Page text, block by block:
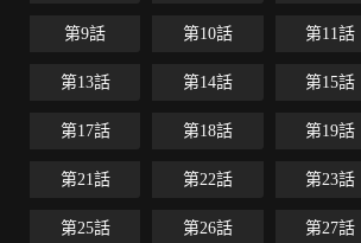
第9話 第10話 第11話
第13話 第14話 第15話
第17話 第18話 第19話
第21話 第22話 第23話
第25話 第26話 第27話